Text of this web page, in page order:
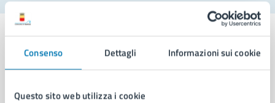
Consenso Dettagli Informazioni sui cookie
Questo sito web utilizza i cookie